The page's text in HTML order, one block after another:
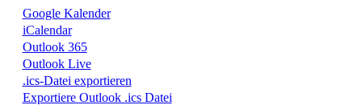
Google Kalender
iCalendar
Outlook 365
Outlook Live
.ics-Datei exportieren
Exportiere Outlook .ics Datei